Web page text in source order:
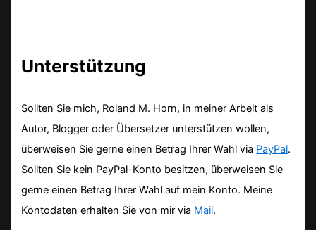
Unterstützung
Sollten Sie mich, Roland M. Horn, in meiner Arbeit als
Autor, Blogger oder Übersetzer unterstützen wollen,
überweisen Sie gerne einen Betrag Ihrer Wahl via PayPal.
Sollten Sie kein PayPal-Konto besitzen, überweisen Sie
gerne einen Betrag Ihrer Wahl auf mein Konto. Meine
Kontodaten erhalten Sie von mir via Mail.